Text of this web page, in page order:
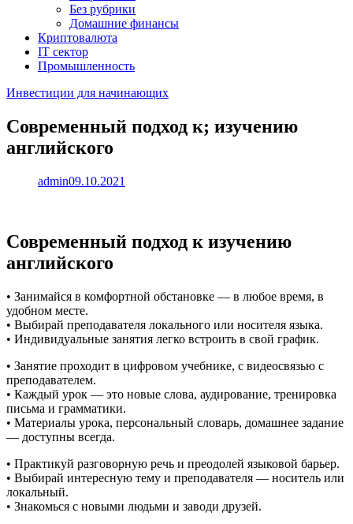
Без рубрики
Домашние финансы
Криптовалюта
IT сектор
Промышленность
Инвестиции для начинающих
Современный подход к; изучению
английского
admin09.10.2021
Современный подход к изучению
английского
• Занимайся в комфортной обстановке — в любое время, в
удобном месте.
• Выбирай преподавателя локального или носителя языка.
• Индивидуальные занятия легко встроить в свой график.
• Занятие проходит в цифровом учебнике, с видеосвязью с
преподавателем.
• Каждый урок — это новые слова, аудирование, тренировка
письма и грамматики.
• Материалы урока, персональный словарь, домашнее задание
— доступны всегда.
• Практикуй разговорную речь и преодолей языковой барьер.
• Выбирай интересную тему и преподавателя — носитель или
локальный.
• Знакомься с новыми людьми и заводи друзей.